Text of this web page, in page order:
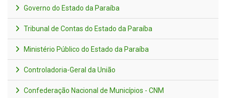
Governo do Estado da Paraíba
Tribunal de Contas do Estado da Paraíba
Ministério Público do Estado da Paraíba
Controladoria-Geral da União
Confederação Nacional de Municípios - CNM